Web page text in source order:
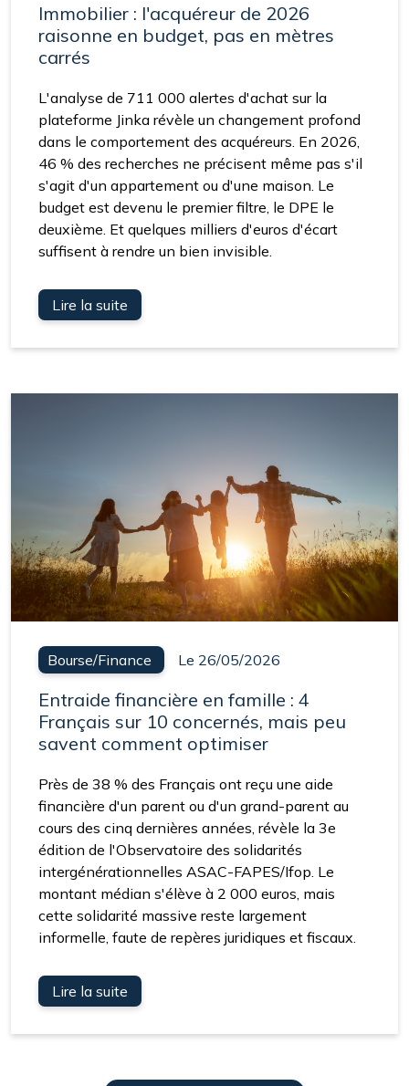
Immobilier : l'acquéreur de 2026
raisonne en budget, pas en mètres
carrés
L'analyse de 711 000 alertes d'achat sur la
plateforme Jinka révèle un changement profond
dans le comportement des acquéreurs. En 2026,
46 % des recherches ne précisent même pas s'il
s'agit d'un appartement ou d'une maison. Le
budget est devenu le premier filtre, le DPE le
deuxième. Et quelques milliers d'euros d'écart
suffisent à rendre un bien invisible.
Lire la suite
Bourse/Finance Le 26/05/2026
Entraide financière en famille : 4
Français sur 10 concernés, mais peu
savent comment optimiser
Près de 38 % des Français ont reçu une aide
financière d'un parent ou d'un grand-parent au
cours des cinq dernières années, révèle la 3e
édition de l'Observatoire des solidarités
intergénérationnelles ASAC-FAPES/Ifop. Le
montant médian s'élève à 2 000 euros, mais
cette solidarité massive reste largement
informelle, faute de repères juridiques et fiscaux.
Lire la suite